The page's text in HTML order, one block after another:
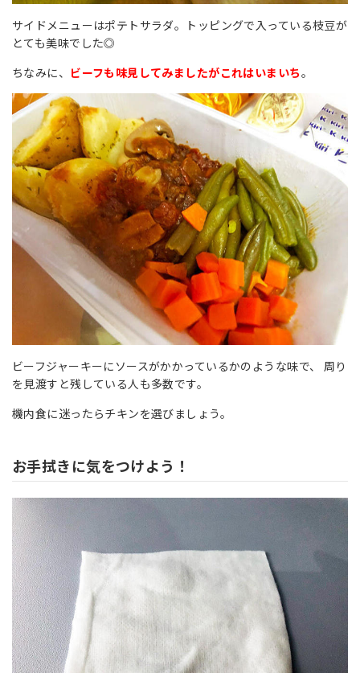
サイドメニューはポテトサラダ。トッピングで入っている枝豆が
とても美味でした◎
ちなみに、 ビーフも味見してみましたがこれはいまいち。
ビーフジャーキーにソースがかかっているかのような味で、 周り
を見渡すと残している人も多数です。
機内食に迷ったらチキンを選びましょう。
お手拭きに気をつけよう！